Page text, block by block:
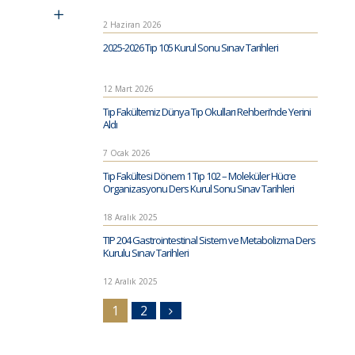
2 Haziran 2026
2025-2026 Tıp 105 Kurul Sonu Sınav Tarihleri
12 Mart 2026
Tıp Fakültemiz Dünya Tıp Okulları Rehberi’nde Yerini
Aldı
7 Ocak 2026
Tıp Fakültesi Dönem 1 Tıp 102 – Moleküler Hücre
Organizasyonu Ders Kurul Sonu Sınav Tarihleri
18 Aralık 2025
TIP 204 Gastrointestinal Sistem ve Metabolizma Ders
Kurulu Sınav Tarihleri
12 Aralık 2025
1 2